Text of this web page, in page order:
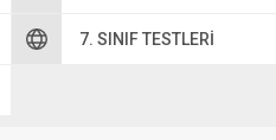
7. SINIF TESTLERI